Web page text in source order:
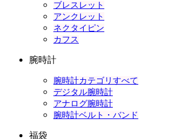
ブレスレット
アンクレット
ネクタイピン
カフス
腕時計
腕時計カテゴリすべて
デジタル腕時計
アナログ腕時計
腕時計ベルト・バンド
福袋